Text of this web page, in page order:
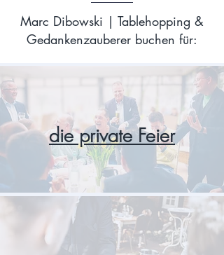
Marc Dibowski | Tablehopping &
Gedankenzauberer buchen für:
die private Feier